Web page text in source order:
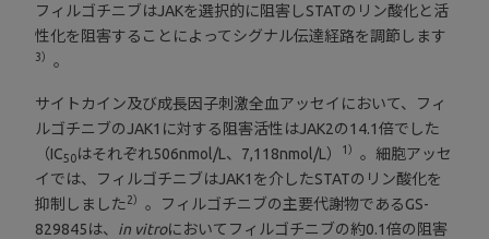
フィルゴチニブはJAKを選択的に阻害しSTATのリン酸化と活
性化を阻害することによってシグナル伝達経路を調節します
3） 。
サイトカイン及び成長因子刺激全血アッセイにおいて、フィ
ルゴチニブのJAK1に対する阻害活性はJAK2の14.1倍でした
（IC50はそれぞれ506nmol/L、7,118nmol/L） 1） 。細胞アッセ
イでは、フィルゴチニブはJAK1を介したSTATのリン酸化を
抑制しました2） 。フィルゴチニブの主要代謝物であるGS-
829845は、 in vitroにおいてフィルゴチニブの約0.1倍の阻害